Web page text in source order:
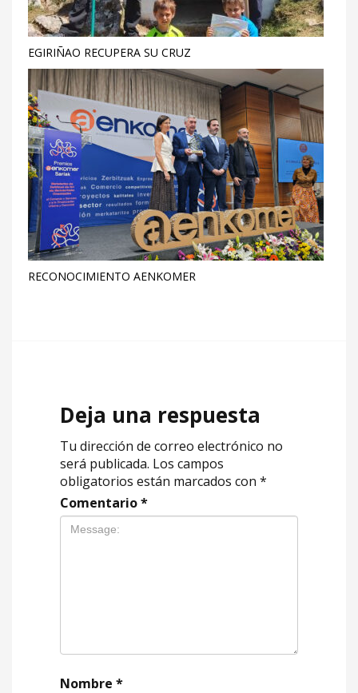
EGIRIÑAO RECUPERA SU CRUZ
RECONOCIMIENTO AENKOMER
Deja una respuesta
Tu dirección de correo electrónico no
será publicada. Los campos
obligatorios están marcados con *
Comentario*
Nombre *